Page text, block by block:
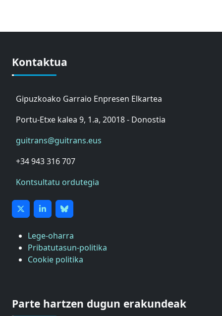
Kontaktua
Gipuzkoako Garraio Enpresen Elkartea
Portu-Etxe kalea 9, 1.a, 20018 - Donostia
guitrans@guitrans.eus
+34 943 316 707
Kontsultatu ordutegia
Lege-oharra
Pribatutasun-politika
Cookie politika
Parte hartzen dugun erakundeak
ASTIC
AHOLKU BATZORDEA
GIPUZKOAKO IKUSKAPEN BATZORDEA